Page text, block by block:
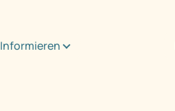
Informieren